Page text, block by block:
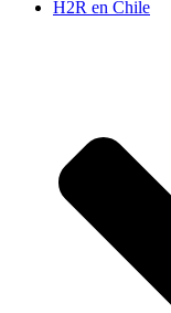
H2R en Chile